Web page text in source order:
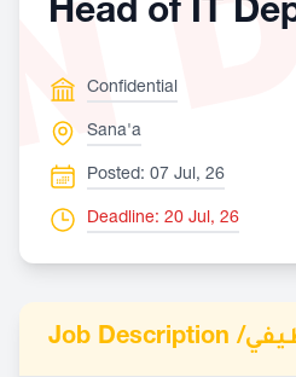
Head of IT
Confidential
Sana'a
Posted: 07 Jul, 26
Deadline: 20 Jul, 26
Job Description /